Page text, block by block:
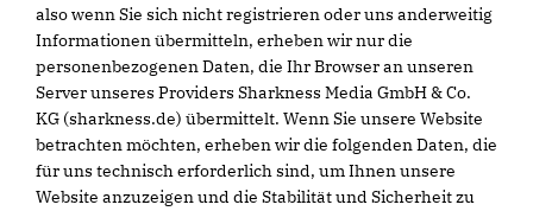
also wenn Sie sich nicht registrieren oder uns anderweitig
Informationen übermitteln, erheben wir nur die
personenbezogenen Daten, die Ihr Browser an unseren
Server unseres Providers Sharkness Media GmbH & Co.
KG (sharkness.de) übermittelt. Wenn Sie unsere Website
betrachten möchten, erheben wir die folgenden Daten, die
für uns technisch erforderlich sind, um Ihnen unsere
Website anzuzeigen und die Stabilität und Sicherheit zu